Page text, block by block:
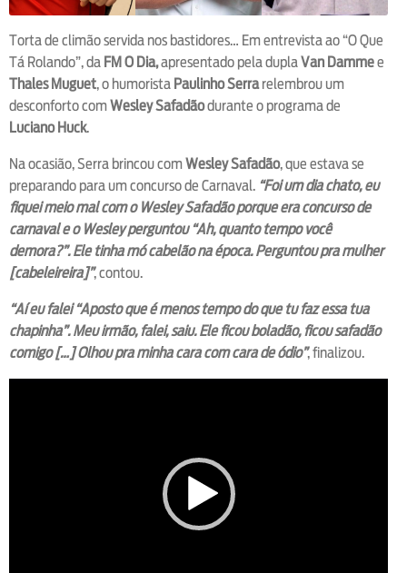
Torta de climão servida nos bastidores… Em entrevista ao “O Que
Tá Rolando”, da FM O Dia,apresentado pela duplaVan Dammee
Thales Muguet, o humorista Paulinho Serrarelembrou um
desconforto comWesley Safadãodurante o programa de
Luciano Huck.
Na ocasião, Serra brincou comWesley Safadão, que estava se
preparando para um concurso de Carnaval. “Foi um dia chato, eu
fiquei meio mal com o Wesley Safadão porque era concurso de
carnaval e o Wesley perguntou “Ah, quanto tempo você
demora?”. Ele tinha mó cabelão na época. Perguntou pra mulher
[cabeleireira]”, contou.
“Aí eu falei “Aposto que é menos tempo do que tu faz essa tua
chapinha”. Meu irmão, falei, saiu. Ele ficou boladão, ficou safadão
comigo […] Olhou pra minha cara com cara de ódio”, finalizou.